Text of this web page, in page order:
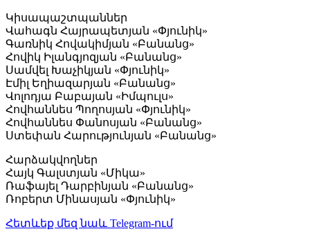
Կիսապաշտպաններ
Վահագն Հայրապետյան «Փյունիկ»
Գառնիկ Հովակիմյան «Բանանց»
Հովիկ Իլանգյոզյան «Բանանց»
Սամվել Խաչիկյան «Փյունիկ»
Էմիլ Եղիազարյան «Բանանց»
Վոլոդյա Բաբայան «Իմպուլս»
Հովհաննես Պողոսյան «Փյունիկ»
Հովհաննես Փանոսյան «Բանանց»
Ստեփան Հարությունյան «Բանանց»
Հարձակվողներ
Հայկ Գալստյան «Միկա»
Ռաֆայել Դարբինյան «Բանանց»
Ռոբերտ Մինասյան «Փյունիկ»
Հետևեք մեզ նաև Telegram-ում